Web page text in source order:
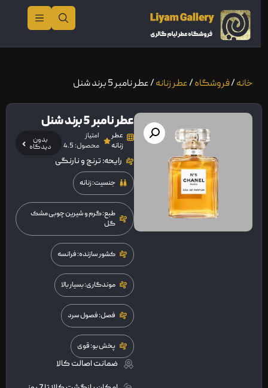
خانه/فروشگاه/عطر زنانه/ عطر نامبر 5 برند شنل
عطر نامبر 5 برند شنل
عطر
زنانه
امتیاز
محصول: 4.5
بدون
دیدگاه
رایحه: ترنج و نارنگی
جنسیت: زنانه
طبع: گرم و شیرین چوبی مشک
گل
کشور سازنده: فرانسه
موندگاری: بسیار بالا
فصل: فصول سرد
پخش بو: قوی
ضمانت اصالت کالا